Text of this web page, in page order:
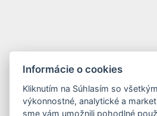
Informácie o cookies
Kliknutím na Súhlasím so
výkonnostné, analytické a
sme vám umožnili pohodlné